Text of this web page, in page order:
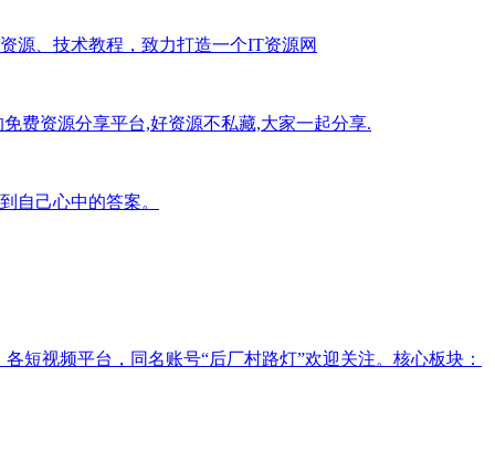
源、技术教程，致力打造一个IT资源网
费资源分享平台,好资源不私藏,大家一起分享.
自己心中的答案。
短视频平台，同名账号“后厂村路灯”欢迎关注。核心板块：